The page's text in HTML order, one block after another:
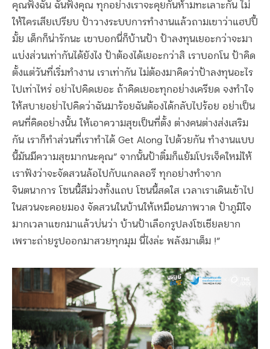
คุณฟังฉัน ฉันฟังคุณ ทุกอย่างเราจะคุยกันห้ามทะเลาะกัน ไม่
ให้ใครเสียเปรียบ ป้าวางระบบการทำงานแล้วถามเขาว่าแฮปปี้
มั้ย เด็กก็น่ารักนะ เขาบอกนี่ก็บ้านป้า ป้าลงทุนเยอะกว่าจะมา
แบ่งส่วนเท่ากันได้ยังไง ป้าต้องได้เยอะกว่าสิ เราบอกโน ป้าคิด
ตั้งแต่วันที่เริ่มทำงาน เราเท่ากัน ไม่ต้องมาคิดว่าป้าลงทุนอะไร
ไปเท่าไหร่ อย่าไปคิดเยอะ ถ้าคิดเยอะทุกอย่างเครียด จงทำใจ
ให้สบายอย่าไปคิดว่าฉันมาร้อยฉันต้องได้กลับไปร้อย อย่าเป็น
คนที่คิดอย่างนั้น ให้เอาความสุขเป็นที่ตั้ง ต่างคนต่างส่งเสริม
กัน เราก็ทำส่วนที่เราทำได้ Get Along ไปด้วยกัน ทำงานแบบ
นี้มันมีความสุขมากนะคุณ” จากนั้นป้าติ๋มก็แย้มโปรเจ็คใหม่ให้
เราฟังว่าจะจัดสวนล้อไปกับแกลลอรี ทุกอย่างทำจาก
จินตนาการ โซนนี้สีม่วงทั้งแถบ โซนนี้สดใส เวลาเราเดินเข้าไป
ในสวนจะคอยมอง จัดสวนในบ้านให้เหมือนภาพวาด ป้าภูมิใจ
มากเวลาแขกมาแล้วบ่นว่า บ้านป้าเลือกรูปลงโซเชียลยาก
เพราะถ่ายรูปออกมาสวยทุกมุม นี่ไงล่ะ พลังมาเต็ม !”